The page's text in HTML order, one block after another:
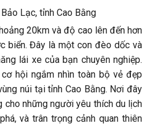
Bảo Lạc, tỉnh Cao Bằng
20km và độ cao lên đến hơn
biển. Đây là một con đèo dốc và
lái xe của bạn chuyên nghiệp.
hội ngắm nhìn toàn bộ vẻ đẹp
núi tại tỉnh Cao Bằng. Nơi đây
cho những người yêu thích du lịch
và trân trọng cảnh quan thiên